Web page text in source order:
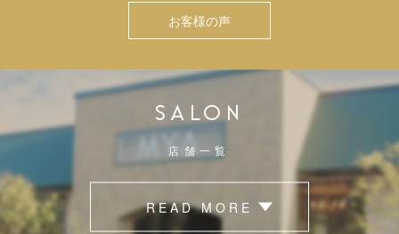
お客様の声
SALON
店舗一覧
READ MORE